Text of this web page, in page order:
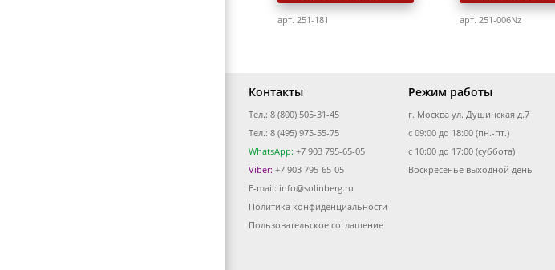
Cлайдер дизайн для ногтей
N-620
43руб.
В КОРЗИНУ
Cлайдер дизайн
Yg233
арт. 251-181 арт. 251-006Nz
Жидкость для снятия лака с
акриловых ногтей Тip
Контакты
Тел.: 8 (800) 505-31-45
Тел.: 8 (495) 975-55-75
WhatsApp: +7 903 795-65-05
Viber: +7 903 795-65-05
E-mail: info@solinberg.ru
Политика конфиденциальности
Пользовательское соглашение
Режим работы
г. Москва ул. Душинская д.7
с 09:00 до 18:00 (пн.-пт.)
с 10:00 до 17:00 (суббота)
Воскресенье выходной день